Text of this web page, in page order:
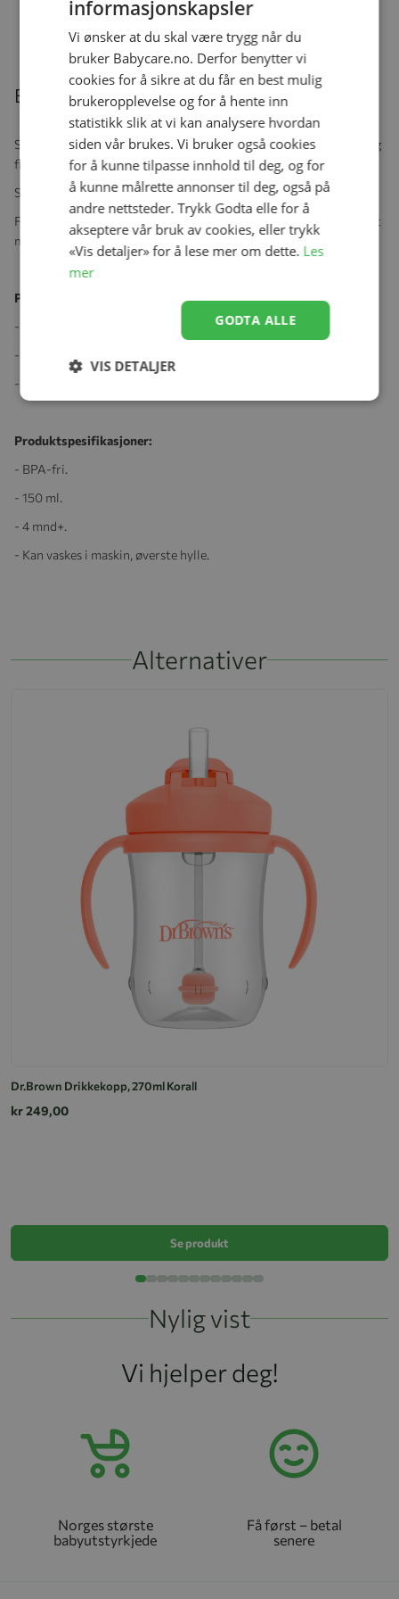
kr 249,00
Beskrivelse
Spesialdesignet for babyens første slurker, og gir en myk overgang
fra bryst eller tåteflaske til kopp.
Supermyk tut som er skånsom mot babyens gommer.
Flasken har en avtakbar, todelt beholder som holder sølingen til et
minimum.
Produktegenskaper:
- Supermyk tut.
- Kan vaskes i oppvaskmaskin hvis den plasseres på øverste hylle.
- Kan dampsteriliseres.
Produktspesifikasjoner:
- BPA-fri.
- 150 ml.
- 4 mnd+.
- Kan vaskes i maskin, øverste hylle.
Alternativer
Dr.Brown Drikkekopp, 270ml Korall
kr 249,00
Se produkt
Nylig vist
Vi hjelper deg!
Norges største
babyutstyrkjede
Få først – betal
senere
informasjonskapsler
Vi ønsker at du skal være trygg når du
bruker Babycare.no. Derfor benytter vi
cookies for å sikre at du får en best mulig
brukeropplevelse og for å hente inn
statistikk slik at vi kan analysere hvordan
siden vår brukes. Vi bruker også cookies
for å kunne tilpasse innhold til deg, og for
å kunne målrette annonser til deg, også på
andre nettsteder. Trykk Godta elle for å
akseptere vår bruk av cookies, eller trykk
«Vis detaljer» for å lese mer om dette. Les
mer
GODTA ALLE
VIS DETALJER